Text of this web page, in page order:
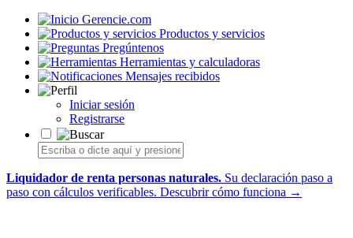
Gerencie.com
Productos y servicios
Pregúntenos
Herramientas y calculadoras
Mensajes recibidos
Iniciar sesión
Registrarse
Liquidador de renta personas naturales. Su declaración paso a
paso con cálculos verificables. Descubrir cómo funciona →